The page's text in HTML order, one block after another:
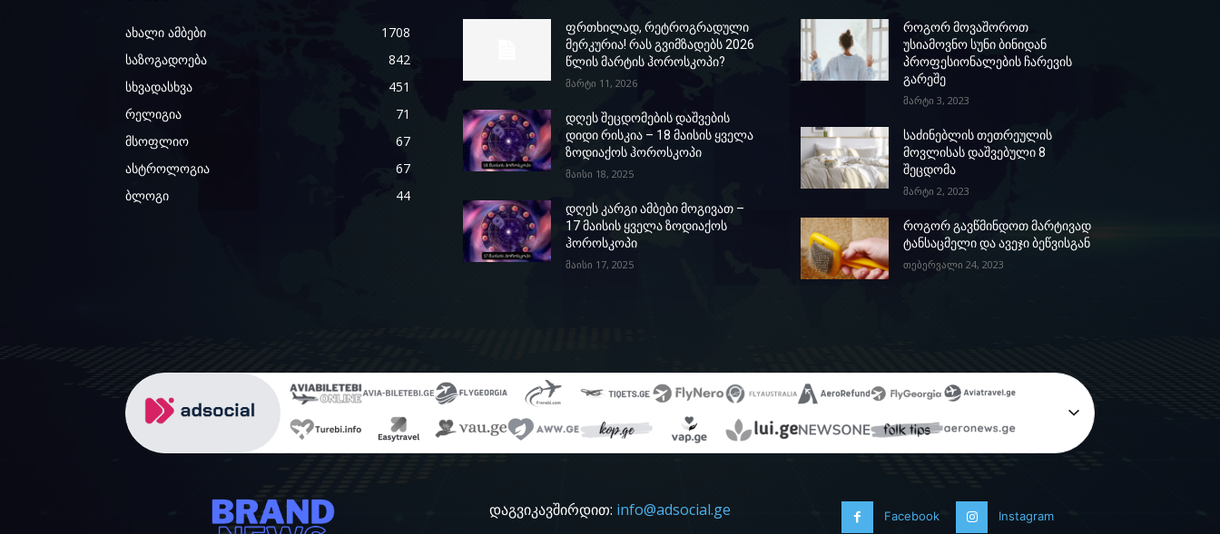
ახალი ამბები
1708
საზოგადოება
842
სხვადასხვა
451
რელიგია
71
მსოფლიო
67
ასტროლოგია
67
ბლოგი
44
ფრთხილად, რეტროგრადული
მერკურია! რას გვიმზადებს 2026
წლის მარტის ჰოროსკოპი?
მარტი 11, 2026
დღეს შეცდომების დაშვების
დიდი რისკია – 18 მაისის ყველა
ზოდიაქოს ჰოროსკოპი
მაისი 18, 2025
დღეს კარგი ამბები მოგივათ –
17 მაისის ყველა ზოდიაქოს
ჰოროსკოპი
მაისი 17, 2025
როგორ მოვაშოროთ
უსიამოვნო სუნი ბინიდან
პროფესიონალების ჩარევის
გარეშე
მარტი 3, 2023
საძინებლის თეთრეულის
მოვლისას დაშვებული 8
შეცდომა
მარტი 2, 2023
როგორ გავწმინდოთ მარტივად
ტანსაცმელი და ავეჯი ბეწვისგან
თებერვალი 24, 2023
დაგვიკავშირდით: info@adsocial.ge Facebook Instagram